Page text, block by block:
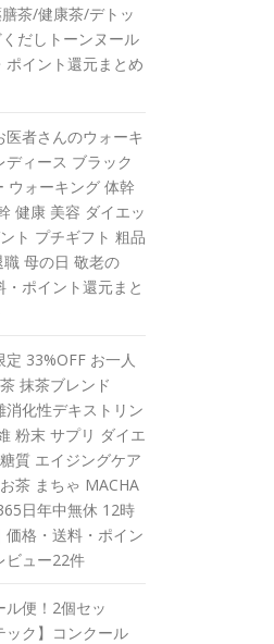
茶/健康茶/デトッ
だしトーンヌール
イント還元まとめ
医者さんのウォーキ
ディース ブラック
ウォーキング 体幹
健康 美容 ダイエッ
ト プチギフト 粗品
母の日 敬老の
・ポイント還元まと
定 33%OFF お一人
抹茶ブレンド
化性デキストリン
粉末 サプリ ダイエ
質 エイジングケア
茶 まちゃ MACHA
日年中無休 12時
価格・送料・ポイン
ビュー22件
ル便！2個セッ
ック】コンクール